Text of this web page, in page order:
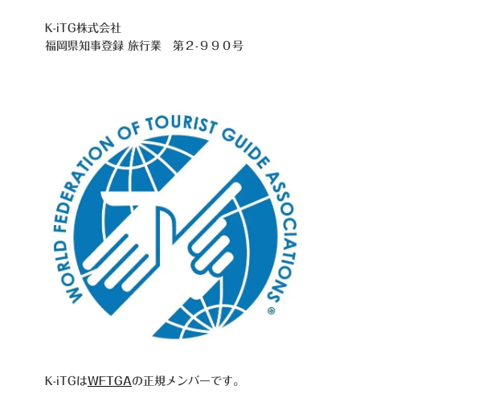
K-iTG株式会社
福岡県知事登録 旅行業 第２-９９０号
K-iTGはWFTGAの正規メンバーです。